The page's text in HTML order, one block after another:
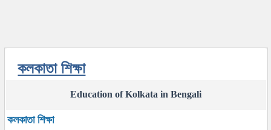
কলকাতা শিক্ষা
Education of Kolkata in Bengali
কলকাতা শিক্ষা